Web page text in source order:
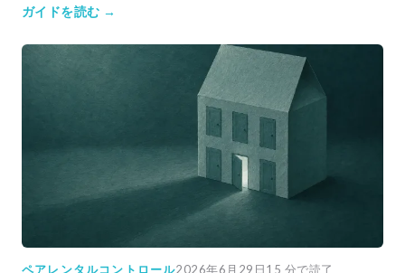
ガイドを読む →
ペアレンタルコントロール2026年6月29日15 分で読了